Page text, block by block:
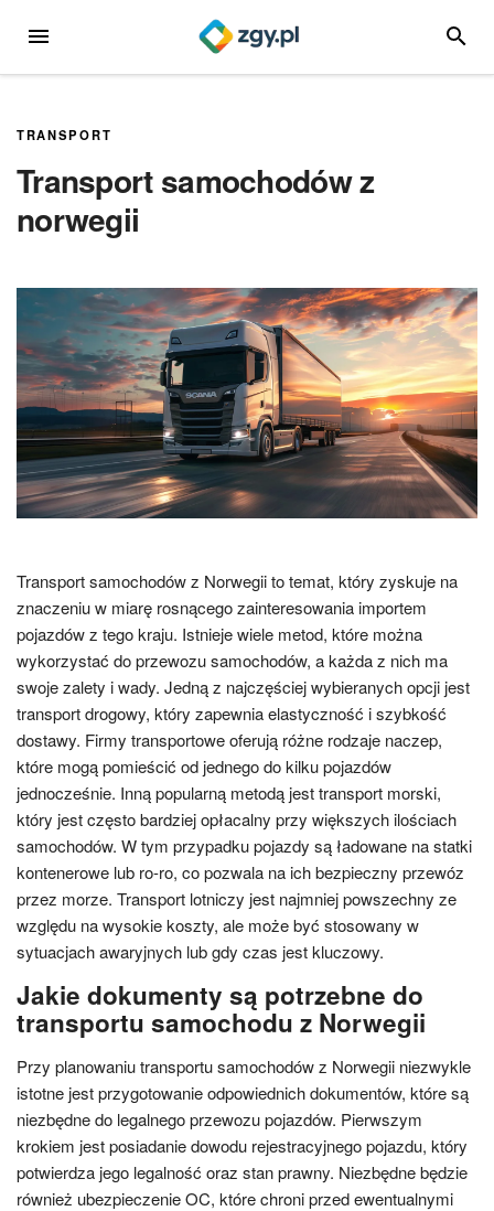
MENU
TRANSPORT
Transport samochodów z
norwegii
Transport samochodów z Norwegii to temat, który zyskuje na
znaczeniu w miarę rosnącego zainteresowania importem
pojazdów z tego kraju. Istnieje wiele metod, które można
wykorzystać do przewozu samochodów, a każda z nich ma
swoje zalety i wady. Jedną z najczęściej wybieranych opcji jest
transport drogowy, który zapewnia elastyczność i szybkość
dostawy. Firmy transportowe oferują różne rodzaje naczep,
które mogą pomieścić od jednego do kilku pojazdów
jednocześnie. Inną popularną metodą jest transport morski,
który jest często bardziej opłacalny przy większych ilościach
samochodów. W tym przypadku pojazdy są ładowane na statki
kontenerowe lub ro-ro, co pozwala na ich bezpieczny przewóz
przez morze. Transport lotniczy jest najmniej powszechny ze
względu na wysokie koszty, ale może być stosowany w
sytuacjach awaryjnych lub gdy czas jest kluczowy.
Jakie dokumenty są potrzebne do
transportu samochodu z Norwegii
Przy planowaniu transportu samochodów z Norwegii niezwykle
istotne jest przygotowanie odpowiednich dokumentów, które są
niezbędne do legalnego przewozu pojazdów. Pierwszym
krokiem jest posiadanie dowodu rejestracyjnego pojazdu, który
potwierdza jego legalność oraz stan prawny. Niezbędne będzie
również ubezpieczenie OC, które chroni przed ewentualnymi